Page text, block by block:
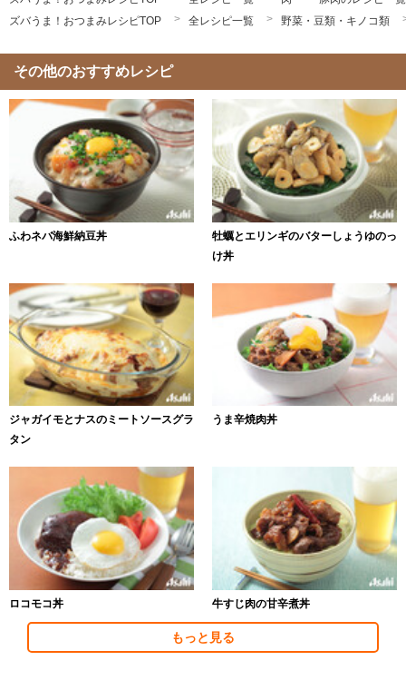
ズバうま！おつまみレシピTOP
全レシピ一覧 野菜・豆類・キノコ類
その他のおすすめレシピ
ふわネバ海鮮納豆丼
牡蠣とエリンギのバターしょうゆのっ
け丼
ジャガイモとナスのミートソースグラ
タン
うま辛焼肉丼
ロコモコ丼 牛すじ肉の甘辛煮丼
もっと見る